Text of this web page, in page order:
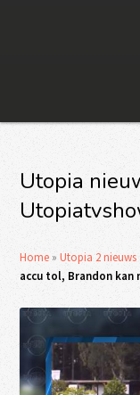
Utopia
Home »Utopia 2 nieuws
accu tol, Brandon